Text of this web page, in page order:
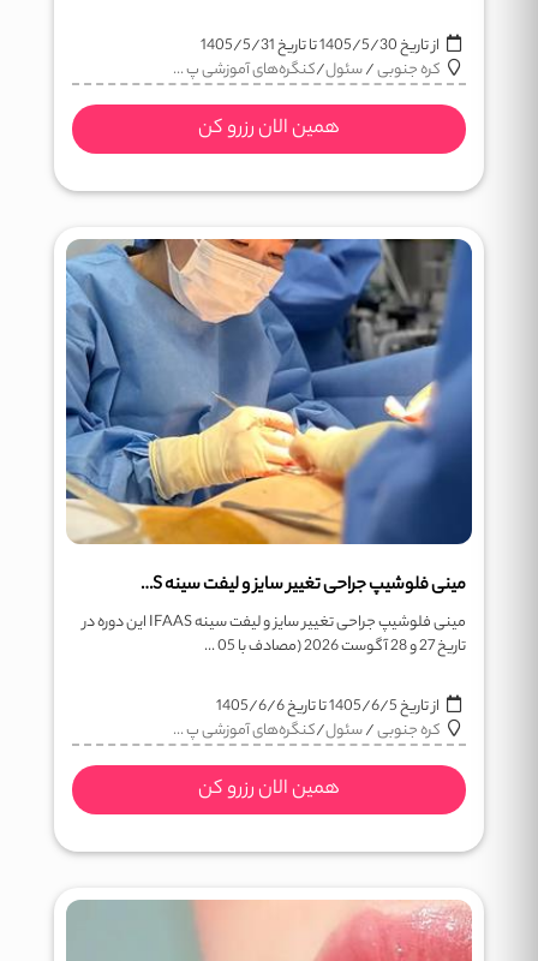
از تاریخ1405/5/30تا تاریخ1405/5/31
کره جنوبی/سئول/کنگره‌های آموزشی پ ...
همین الان رزرو کن
مینی فلوشیپ جراحی تغییر سایز و لیفت سینه IFAAS
مینی فلوشیپ جراحی تغییر سایز و لیفت سینه IFAAS این دوره در
تاریخ 27 و 28 آگوست 2026 (مصادف با 05 ...
از تاریخ1405/6/5تا تاریخ1405/6/6
کره جنوبی/سئول/کنگره‌های آموزشی پ ...
همین الان رزرو کن